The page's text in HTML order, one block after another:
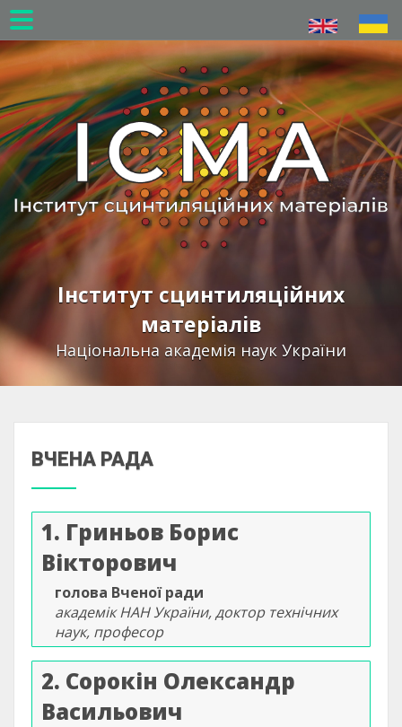
Перейти
до
основного
вмісту
Інститут сцинтиляційних
матеріалів
Національна академія наук України
ВЧЕНА РАДА
1. Гриньов Борис
Вікторович
голова Вченої ради
академік НАН України, доктор технічних
наук, професор
2. Сорокін Олександр
Васильович